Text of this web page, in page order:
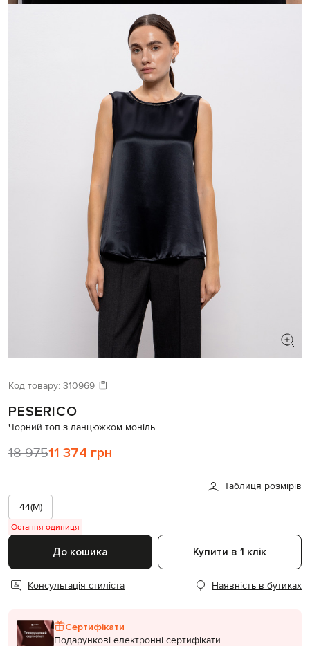
Давайте підберемо щось ще
Код товару: 310969
PESERICO
Чорний топ з ланцюжком моніль
18 97511 374 грн
Таблиця розмірів
44(M)
Остання одиниця
До кошика Купити в 1 клік
Консультація стиліста Наявність в бутиках
Сертифікати
Подарункові електронні сертифікати